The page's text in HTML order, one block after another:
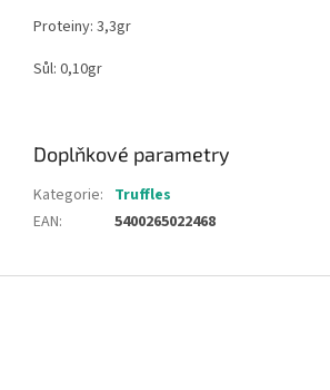
Proteiny: 3,3gr
Sůl: 0,10gr
Doplňkové parametry
Kategorie: Truffles
EAN: 5400265022468